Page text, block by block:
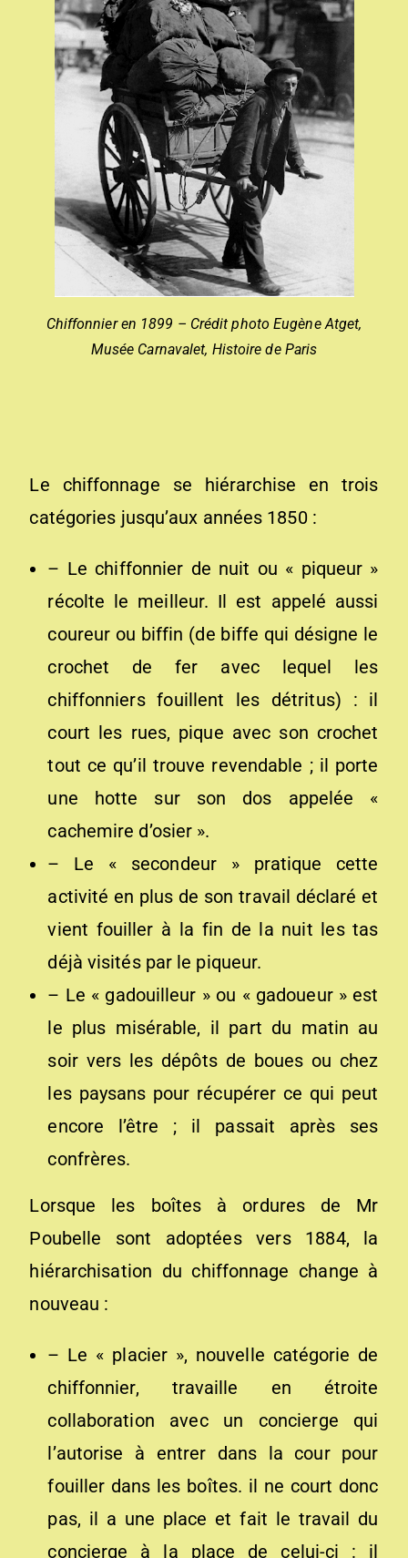
Chiffonnier en 1899 – Crédit photo Eugène Atget,
Musée Carnavalet, Histoire de Paris
Le chiffonnage se hiérarchise en trois
catégories jusqu’aux années 1850 :
– Le chiffonnier de nuit ou « piqueur »
récolte le meilleur. Il est appelé aussi
coureur ou biffin (de biffe qui désigne le
crochet de fer avec lequel les
chiffonniers fouillent les détritus) : il
court les rues, pique avec son crochet
tout ce qu’il trouve revendable ; il porte
une hotte sur son dos appelée «
cachemire d’osier ».
– Le « secondeur » pratique cette
activité en plus de son travail déclaré et
vient fouiller à la fin de la nuit les tas
déjà visités par le piqueur.
– Le « gadouilleur » ou « gadoueur » est
le plus misérable, il part du matin au
soir vers les dépôts de boues ou chez
les paysans pour récupérer ce qui peut
encore l’être ; il passait après ses
confrères.
Lorsque les boîtes à ordures de Mr
Poubelle sont adoptées vers 1884, la
hiérarchisation du chiffonnage change à
nouveau :
– Le « placier », nouvelle catégorie de
chiffonnier, travaille en étroite
collaboration avec un concierge qui
l’autorise à entrer dans la cour pour
fouiller dans les boîtes. il ne court donc
pas, il a une place et fait le travail du
concierge à la place de celui-ci : il